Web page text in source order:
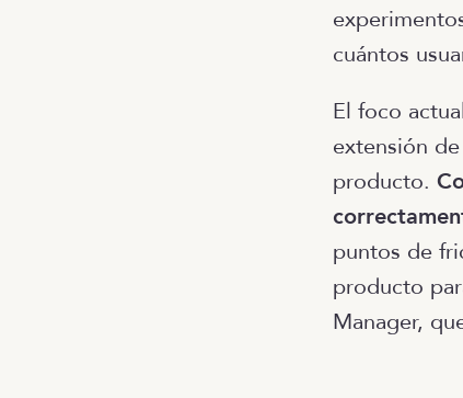
cuántos
El foco
extensión
producto.
puntos de
producto
Manager,